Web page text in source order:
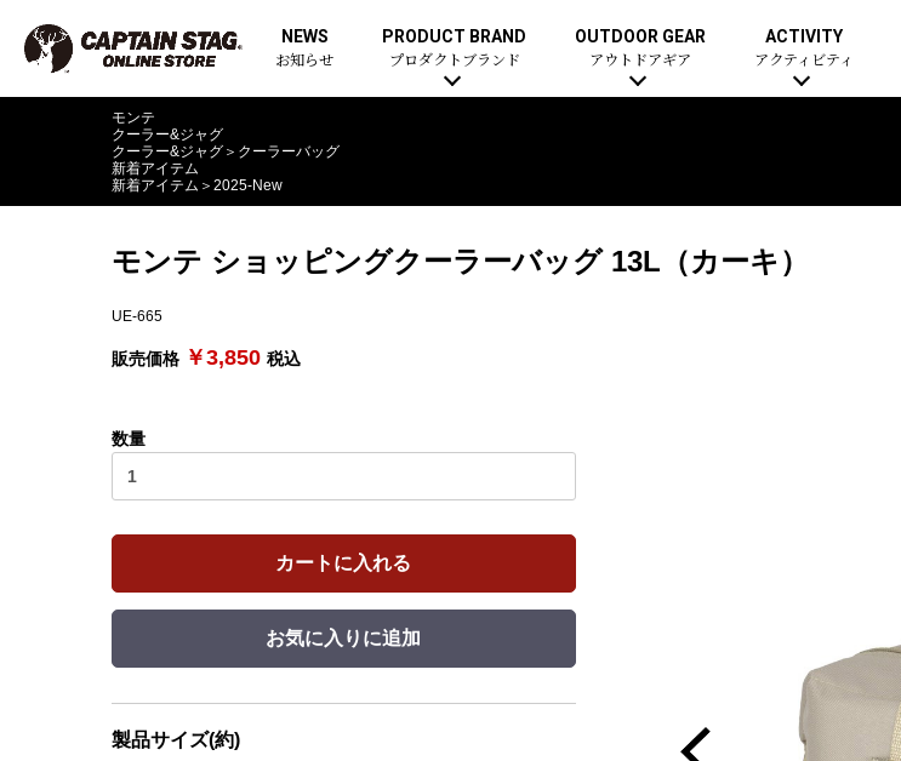
NEWS
お知らせ
PRODUCT BRAND
プロダクトブランド
OUTDOOR GEAR
アウトドアギア
ACTIVITY
アクティビティ
モンテ
クーラー&ジャグ
クーラー&ジャグ ＞ クーラーバッグ
新着アイテム
新着アイテム ＞ 2025-New
モンテ ショッピングクーラーバッグ 13L（カーキ）
UE-665
販売価格 ￥3,850 税込
数量
カートに入れる
お気に入りに追加
製品サイズ(約)